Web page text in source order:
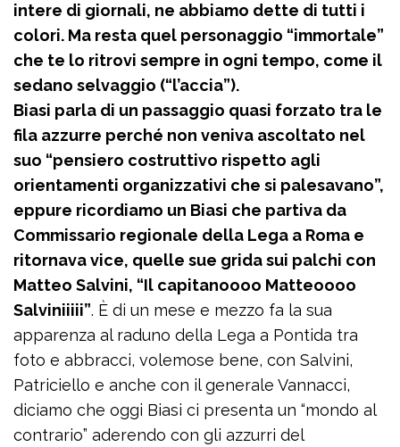
intere di giornali, ne abbiamo dette di tutti i
colori. Ma resta quel personaggio “immortale”
che te lo ritrovi sempre in ogni tempo, come il
sedano selvaggio (“l’accia”).
Biasi parla di un passaggio quasi forzato tra le
fila azzurre perché non veniva ascoltato nel
suo “pensiero costruttivo rispetto agli
orientamenti organizzativi che si palesavano”,
eppure ricordiamo un Biasi che partiva da
Commissario regionale della Lega a Roma e
ritornava vice, quelle sue grida sui palchi con
Matteo Salvini, “Il capitanoooo Matteoooo
Salviniiiii”. È di un mese e mezzo fa la sua
apparenza al raduno della Lega a Pontida tra
foto e abbracci, volemose bene, con Salvini,
Patriciello e anche con il generale Vannacci,
diciamo che oggi Biasi ci presenta un “mondo al
contrario” aderendo con gli azzurri del